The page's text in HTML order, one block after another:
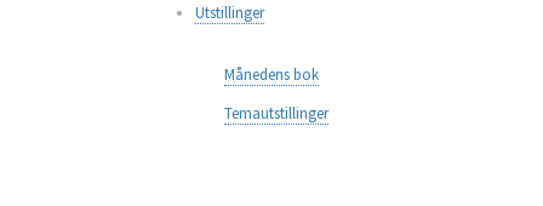
Utstillinger
Månedens bok
Temautstillinger